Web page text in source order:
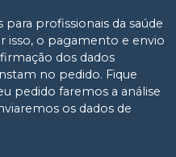
para profissionais da saúde
isso, o pagamento e envio
dos dados
no pedido. Fique
pedido faremos a análise
os dados de